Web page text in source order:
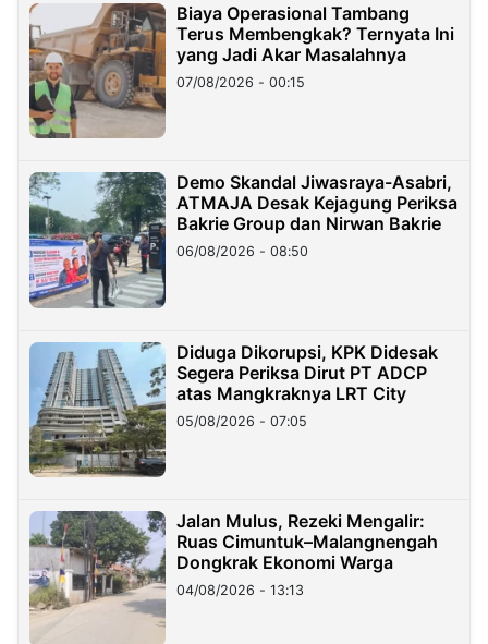
Biaya Operasional Tambang
Terus Membengkak? Ternyata Ini
yang Jadi Akar Masalahnya
07/08/2026 - 00:15
Demo Skandal Jiwasraya-Asabri,
ATMAJA Desak Kejagung Periksa
Bakrie Group dan Nirwan Bakrie
06/08/2026 - 08:50
Diduga Dikorupsi, KPK Didesak
Segera Periksa Dirut PT ADCP
atas Mangkraknya LRT City
05/08/2026 - 07:05
Jalan Mulus, Rezeki Mengalir:
Ruas Cimuntuk–Malangnengah
Dongkrak Ekonomi Warga
04/08/2026 - 13:13